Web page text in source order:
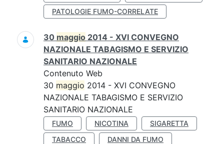
PATOLOGIE FUMO-CORRELATE
30 maggio 2014 - XVI CONVEGNO
NAZIONALE TABAGISMO E SERVIZIO
SANITARIO NAZIONALE
Contenuto Web
30 maggio 2014 - XVI CONVEGNO
NAZIONALE TABAGISMO E SERVIZIO
SANITARIO NAZIONALE
FUMO NICOTINA
SIGARETTA
TABACCO
DANNI DA FUMO